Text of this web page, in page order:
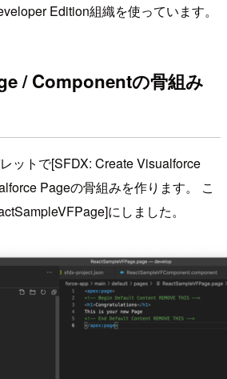
Edition組織を使っています。
/ Componentの骨組み
ットで[SFDX: Create Visualforce
Pageの骨組みを作ります。 こ
にしました。